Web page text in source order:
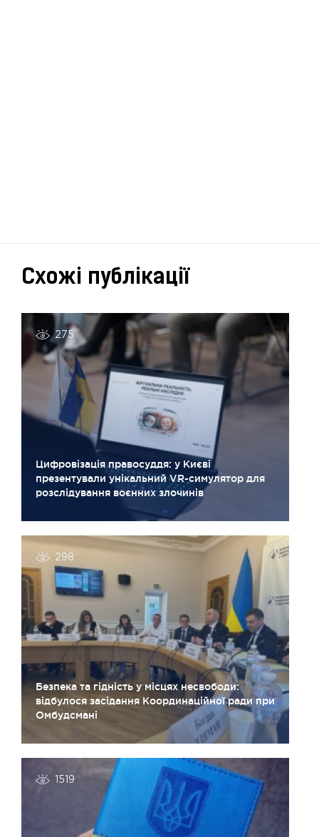
Схожі публікації
Цифровізація правосуддя: у Києві
презентували унікальний VR-симулятор для
розслідування воєнних злочинів
275
Безпека та гідність у місцях несвободи:
відбулося засідання Координаційної ради при
Омбудсмані
298
1519